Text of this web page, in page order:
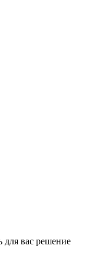
для вас решение